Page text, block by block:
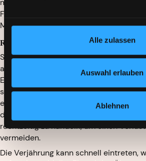
Alle zulassen
Auswahl erlauben
Ablehnen
Forderungen bald verjähren könnten,
Maßnahmen ergreifen.
Rechtzeitige Einleitung rechtlicher Schritte
Sollte die Zahlung trotz
ausbleiben, zögern Sie nicht, rechtliche
Ein gerichtliches Mahnverfahren kann
sein, um die Verjährung zu hemmen
erzwingen. Denken Sie daran, dass eine
die Verjährung nicht unterbricht. Es ist
rechtzeitig zu handeln, um einen
vermeiden.
Die Verjährung kann schnell eintreten,